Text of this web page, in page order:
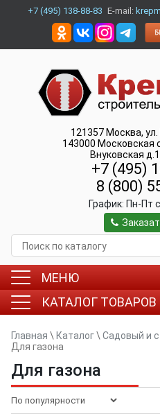
+7 (495) 138-88-83 E-mail:
121357 Москва,
143000 Московская
Внуковская
+7 (495)
8 (800)
График: Пн-Пт
МЕНЮ
КАТАЛОГ ТОВАРОВ
Главная \ Каталог\ Садовый и
Для газона
Для газона